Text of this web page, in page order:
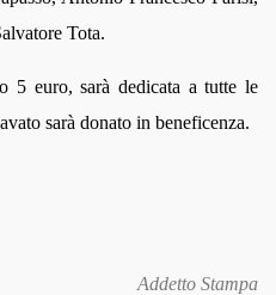
Tota.
5 euro, sarà dedicata a tutte le
sarà donato in beneficenza.
Addetto Stampa